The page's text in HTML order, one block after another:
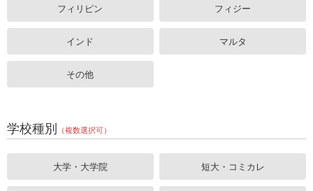
フィリピン フィジー
インド マルタ
その他
学校種別 （複数選択可）
大学・大学院 短大・コミカレ